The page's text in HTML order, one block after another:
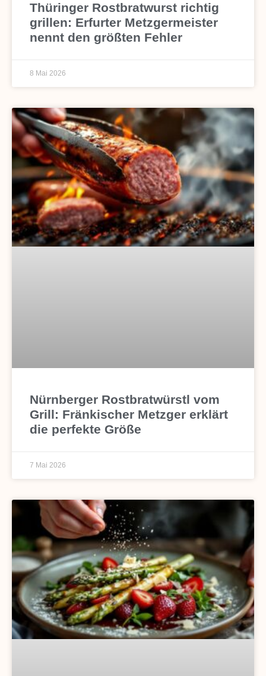
Thüringer Rostbratwurst richtig
grillen: Erfurter Metzgermeister
nennt den größten Fehler
8 Mai 2026
Nürnberger Rostbratwürstl vom
Grill: Fränkischer Metzger erklärt
die perfekte Größe
7 Mai 2026